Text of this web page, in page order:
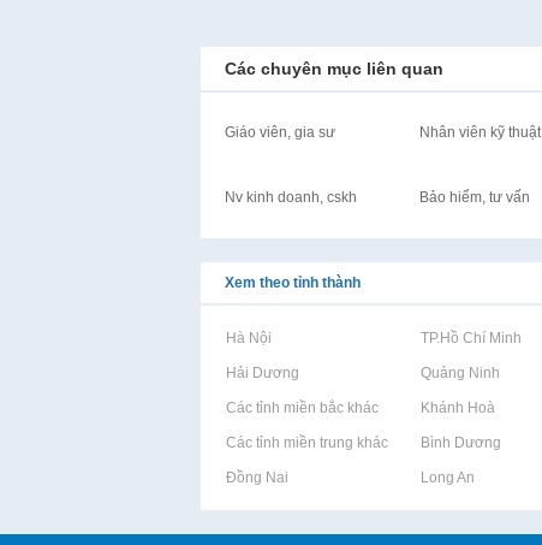
Các chuyên mục liên quan
Giáo viên, gia sư Nhân viên kỹ thuật
Nv kinh doanh, cskh Bảo hiểm, tư vấn
Xem theo tỉnh thành
Rao vặt tại Hà Nội Rao vặt tại TP.Hồ Chí Minh
Rao vặt tại Hải Dương Rao vặt tại Quảng Ninh
Rao vặt tại Các tỉnh miền bắc khácRao vặt tại Khánh Hoà
Rao vặt tại Các tỉnh miền trung khácRao vặt tại Bình Dương
Rao vặt tại Đồng Nai Rao vặt tại Long An